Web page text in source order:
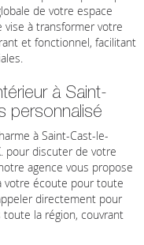
de votre espace
à transformer votre
et fonctionnel, facilitant
à Saint-
personnalisé
à Saint-Cast-le-
pour discuter de votre
agence vous propose
votre écoute pour toute
directement pour
la région, couvrant